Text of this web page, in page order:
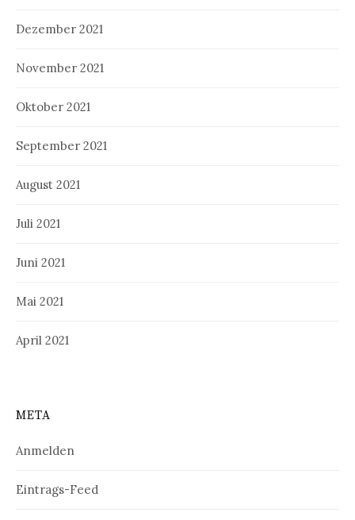
Dezember 2021
November 2021
Oktober 2021
September 2021
August 2021
Juli 2021
Juni 2021
Mai 2021
April 2021
META
Anmelden
Eintrags-Feed